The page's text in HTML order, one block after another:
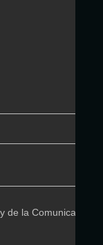
la Comunicación